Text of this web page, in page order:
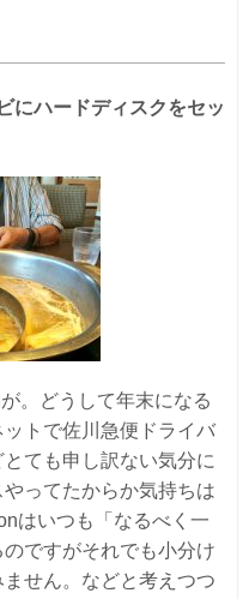
にハードディスクをセッ
。どうして年末になる
トで佐川急便ドライバ
ても申し訳ない気分に
ってたからか気持ちは
はいつも「なるべく一
ですがそれでも小分け
せん。などと考えつつ